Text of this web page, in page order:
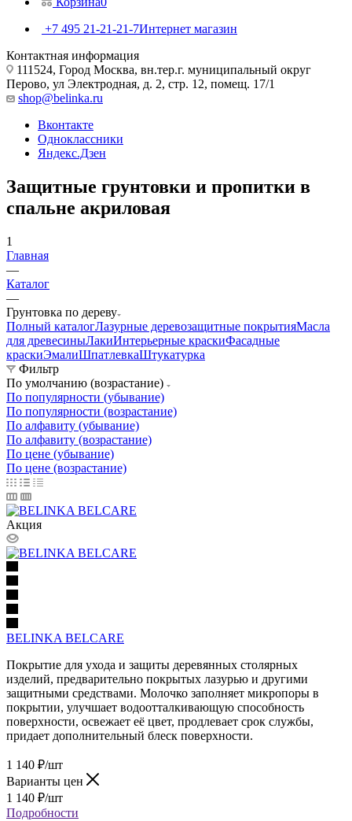
+7 495 21-21-21-7Интернет магазин
Контактная информация
111524, Город Москва, вн.тер.г. муниципальный округ
Перово, ул Электродная, д. 2, стр. 12, помещ. 17/1
shop@belinka.ru
Вконтакте
Одноклассники
Яндекс.Дзен
Защитные грунтовки и пропитки в
спальне акриловая
1
Главная
—
Каталог
—
Грунтовка по дереву
Полный каталогЛазурные деревозащитные покрытияМасла
для древесиныЛакиИнтерьерные краскиФасадные
краскиЭмалиШпатлевкаШтукатурка
Фильтр
По умолчанию (возрастание)
По популярности (убывание)
По популярности (возрастание)
По алфавиту (убывание)
По алфавиту (возрастание)
По цене (убывание)
По цене (возрастание)
Акция
BELINKA BELCARE
Покрытие для ухода и защиты деревянных столярных
изделий, предварительно покрытых лазурью и другими
защитными средствами. Молочко заполняет микропоры в
покрытии, улучшает водоотталкивающую способность
поверхности, освежает её цвет, продлевает срок службы,
придает дополнительный блеск поверхности.
1 140 ₽/шт
Варианты цен
1 140 ₽/шт
Подробности